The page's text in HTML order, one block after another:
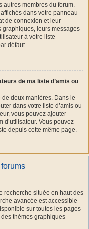
autres membres du forum.
dans votre panneau
de connexion et leur
graphiques, leurs messages
à votre liste
défaut.
de ma liste d’amis ou
deux manières. Dans le
dans votre liste d’amis ou
vous pouvez ajouter
d’utilisateur. Vous pouvez
depuis cette même page.
recherche située en haut des
avancée est accessible
sur toutes les pages
thèmes graphiques